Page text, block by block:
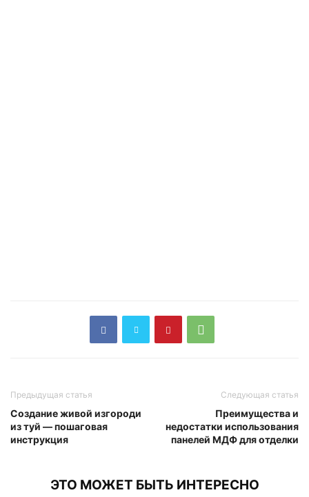
Предыдущая статья
Создание живой изгороди
из туй — пошаговая
инструкция
Следующая статья
Преимущества и
недостатки использования
панелей МДФ для отделки
ЭТО МОЖЕТ БЫТЬ ИНТЕРЕСНО